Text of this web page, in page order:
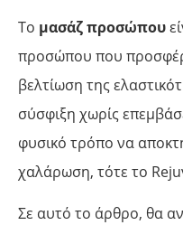
Το μασάζ προσώπου
προσώπου που
βελτίωση της
σύσφιξη χωρίς
φυσικό τρόπο να
χαλάρωση, τότε το
Σε αυτό το άρθρο, θα